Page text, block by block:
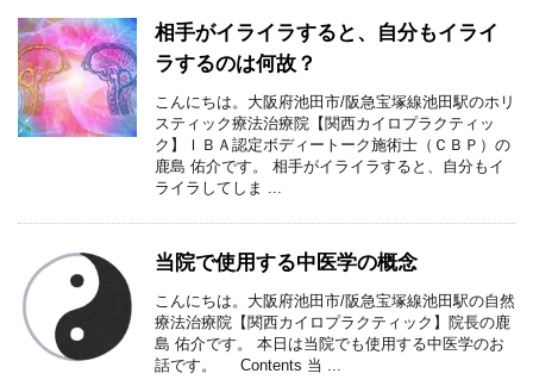
相手がイライラすると、自分もイライ
ラするのは何故？
こんにちは。大阪府池田市/阪急宝塚線池田駅のホリ
スティック療法治療院【関西カイロプラクティッ
ク】ＩＢＡ認定ボディートーク施術士（ＣＢＰ）の
鹿島 佑介です。 相手がイライラすると、自分もイ
ライラしてしま ...
当院で使用する中医学の概念
こんにちは。大阪府池田市/阪急宝塚線池田駅の自然
療法治療院【関西カイロプラクティック】院長の鹿
島 佑介です。 本日は当院でも使用する中医学のお
話です。 Contents 当 ...